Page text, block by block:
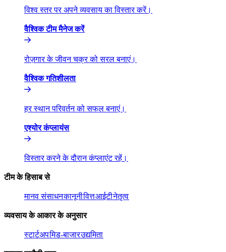
विश्व स्तर पर अपने व्यवसाय का विस्तार करें।​​
वैश्विक टीम मैनेज करें​​
रोज़गार के जीवन चक्र को सरल बनाएं।​​
वैश्विक गतिशीलता​​
हर स्थान परिवर्तन को सफल बनाएं।​​
एश्योर कंप्लायंस​​
विस्तार करने के दौरान कंप्लाएंट रहें।​​
टीम के हिसाब से​​
मानव संसाधन​​कानूनी​​वित्त​​आईटी​​नेतृत्व​​
व्यवसाय के आकार के अनुसार​​
स्टार्टअप​​मिड-बाजार​​उद्यमिता​​